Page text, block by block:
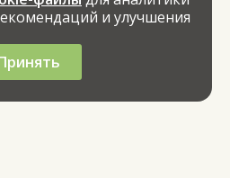
и улучшения